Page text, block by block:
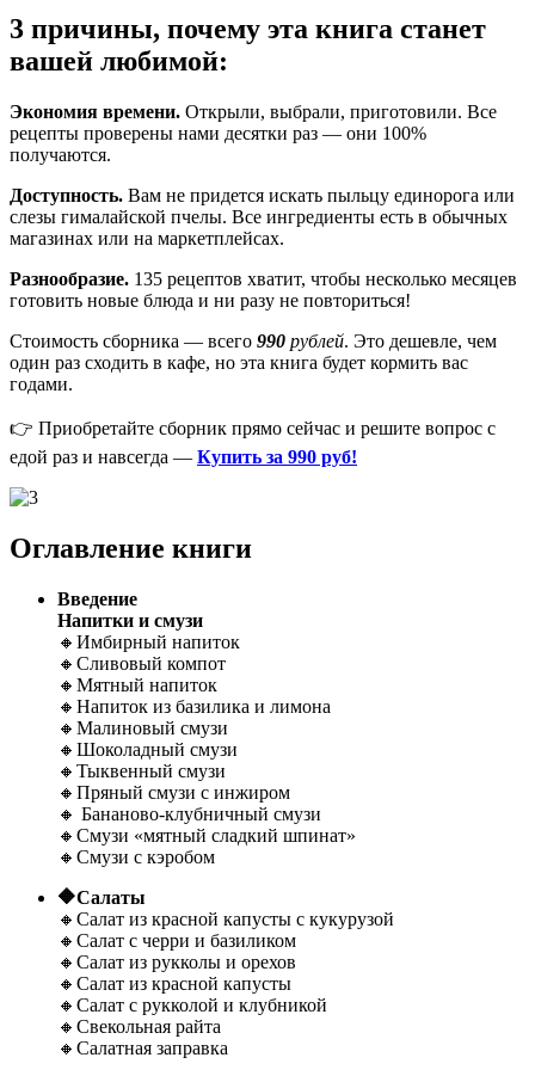
3 причины, почему эта книга станет
вашей любимой:
Экономия времени. Открыли, выбрали, приготовили. Все
рецепты проверены нами десятки раз — они 100%
получаются.
Доступность. Вам не придется искать пыльцу единорога или
слезы гималайской пчелы. Все ингредиенты есть в обычных
магазинах или на маркетплейсах.
Разнообразие. 135 рецептов хватит, чтобы несколько месяцев
готовить новые блюда и ни разу не повториться!
Стоимость сборника — всего 990 рублей. Это дешевле, чем
один раз сходить в кафе, но эта книга будет кормить вас
годами.
👉 Приобретайте сборник прямо сейчас и решите вопрос с
едой раз и навсегда — Купить за 990 руб!
Оглавление книги
Введение
Напитки и смузи
🔸Имбирный напиток
🔸Сливовый компот
🔸Мятный напиток
🔸Напиток из базилика и лимона
🔸Малиновый смузи
🔸Шоколадный смузи
🔸Тыквенный смузи
🔸Пряный смузи с инжиром
🔸 Бананово-клубничный смузи
🔸Смузи «мятный сладкий шпинат»
🔸Смузи с кэробом
🔶Салаты
🔸Салат из красной капусты с кукурузой
🔸Салат с черри и базиликом
🔸Салат из рукколы и орехов
🔸Салат из красной капусты
🔸Салат с рукколой и клубникой
🔸Свекольная райта
🔸Салатная заправка